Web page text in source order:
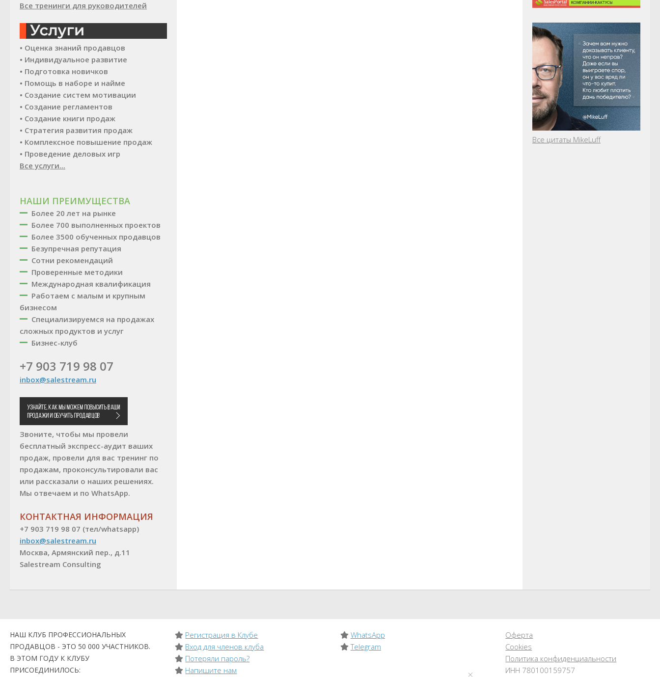
Все тренинги для руководителей
• Оценка знаний продавцов
• Индивидуальное развитие
• Подготовка новичков
• Помощь в наборе и найме
• Создание систем мотивации
• Создание регламентов
• Создание книги продаж
• Стратегия развития продаж
• Комплексное повышение продаж
• Проведение деловых игр
Все услуги...
НАШИ ПРЕИМУЩЕСТВА
Более 20 лет на рынке
Более 700 выполненных проектов
Более 3500 обученных продавцов
Безупречная репутация
Сотни рекомендаций
Проверенные методики
Международная квалификация
Работаем с малым и крупным
бизнесом
Специализируемся на продажах
сложных продуктов и услуг
Бизнес-клуб
+7 903 719 98 07
inbox@salestream.ru
Звоните, чтобы мы провели
бесплатный экспресс-аудит ваших
продаж, провели для вас тренинг по
продажам, проконсультировали вас
или рассказали о наших решениях.
Мы отвечаем и по WhatsApp.
КОНТАКТНАЯ ИНФОРМАЦИЯ
+7 903 719 98 07 (тел/whatsapp)
inbox@salestream.ru
Москва, Армянский пер., д.11
Salestream Consulting
Все цитаты MikeLuff
НАШ КЛУБ ПРОФЕССИОНАЛЬНЫХ
ПРОДАВЦОВ - ЭТО 50 000 УЧАСТНИКОВ.
В ЭТОМ ГОДУ К КЛУБУ
ПРИСОЕДИНИЛОСЬ:
Регистрация в Клубе
Вход для членов клуба
Потеряли пароль?
Напишите нам
WhatsApp
Telegram
Оферта
Cookies
Политика конфиденциальности
ИНН 780100159757